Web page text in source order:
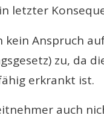
letzter
Anspruch
zu, da
erkrankt ist.
auch